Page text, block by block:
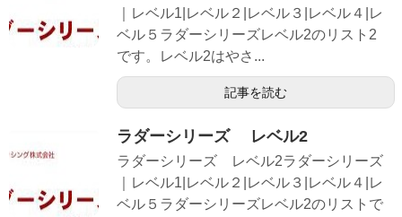
｜レベル1|レベル２|レベル３|レベル４|レ
ベル５ラダーシリーズレベル2のリスト2
です。レベル2はやさ...
記事を読む
ラダーシリーズ レベル2
ラダーシリーズ レベル2ラダーシリーズ
｜レベル1|レベル２|レベル３|レベル４|レ
ベル５ラダーシリーズレベル2のリストで